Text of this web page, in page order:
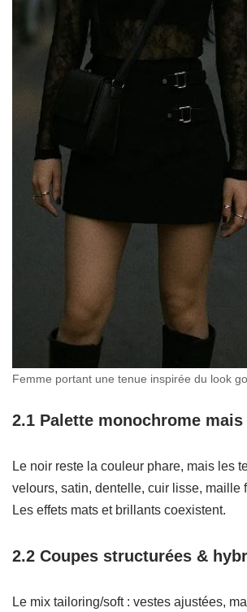
Femme portant une tenue inspirée du look
2.1 Palette monochrome
Le noir reste la couleur phare, mais les
velours, satin, dentelle, cuir lisse, maille
Les effets mats et brillants coexistent.
2.2 Coupes structurées &
Le mix tailoring/soft : vestes ajustées,